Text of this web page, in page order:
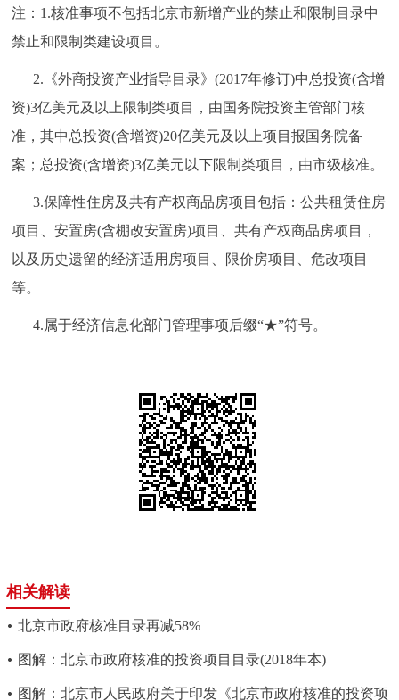
注：1.核准事项不包括北京市新增产业的禁止和限制目录中
禁止和限制类建设项目。
2.《外商投资产业指导目录》(2017年修订)中总投资(含增
资)3亿美元及以上限制类项目，由国务院投资主管部门核
准，其中总投资(含增资)20亿美元及以上项目报国务院备
案；总投资(含增资)3亿美元以下限制类项目，由市级核准。
3.保障性住房及共有产权商品房项目包括：公共租赁住房
项目、安置房(含棚改安置房)项目、共有产权商品房项目，
以及历史遗留的经济适用房项目、限价房项目、危改项目
等。
4.属于经济信息化部门管理事项后缀“★”符号。
相关解读
北京市政府核准目录再减58%
图解：北京市政府核准的投资项目目录(2018年本)
图解：北京市人民政府关于印发《北京市政府核准的投资项